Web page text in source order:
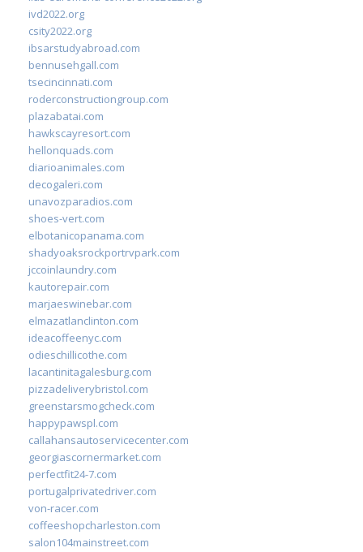
ivd2022.org
csity2022.org
ibsarstudyabroad.com
bennusehgall.com
tsecincinnati.com
roderconstructiongroup.com
plazabatai.com
hawkscayresort.com
hellonquads.com
diarioanimales.com
decogaleri.com
unavozparadios.com
shoes-vert.com
elbotanicopanama.com
shadyoaksrockportrvpark.com
jccoinlaundry.com
kautorepair.com
marjaeswinebar.com
elmazatlanclinton.com
ideacoffeenyc.com
odieschillicothe.com
lacantinitagalesburg.com
pizzadeliverybristol.com
greenstarsmogcheck.com
happypawspl.com
callahansautoservicecenter.com
georgiascornermarket.com
perfectfit24-7.com
portugalprivatedriver.com
von-racer.com
coffeeshopcharleston.com
salon104mainstreet.com